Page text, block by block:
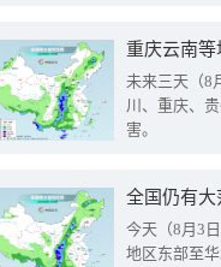
重庆云南
未来三天（8
川、重庆、
害。
全国仍有大
今天（8月3
地区东部至